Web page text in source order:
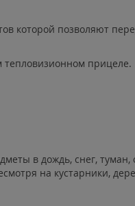
которой позволяют
тепловизионном прицеле.
в дождь, снег,
на кустарники,